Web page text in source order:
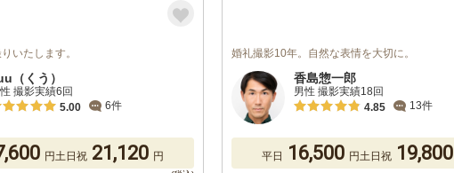
いたします。
（くう）
撮影実績6回
5.00
6件
円土日祝 21,120 円
婚礼撮影10年。自然な表情を大切に。
香島惣一郎
男性 撮影実績18回
4.85
13件
平日 16,500 円土日祝 19,800